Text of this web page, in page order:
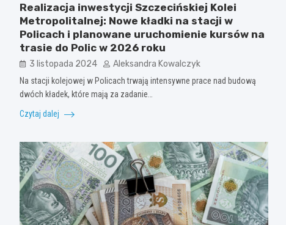
Realizacja inwestycji Szczecińskiej Kolei
Metropolitalnej: Nowe kładki na stacji w
Policach i planowane uruchomienie kursów na
trasie do Polic w 2026 roku
3 listopada 2024 Aleksandra Kowalczyk
Na stacji kolejowej w Policach trwają intensywne prace nad budową
dwóch kładek, które mają za zadanie…
Czytaj dalej